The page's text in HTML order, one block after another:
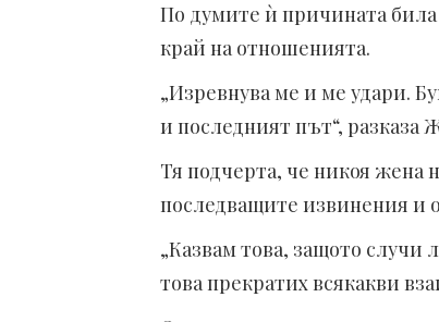
По думите ѝ причината била
край на отношенията.
„Изревнува ме и ме удари.
и последният път“, разказа
Тя подчерта, че никоя жена
последващите извинения и
„Казвам това, защото случи
това прекратих всякакви